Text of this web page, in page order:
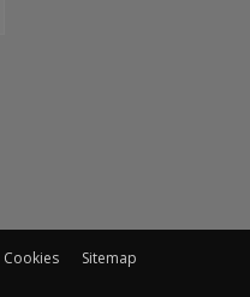
Cookies Sitemap